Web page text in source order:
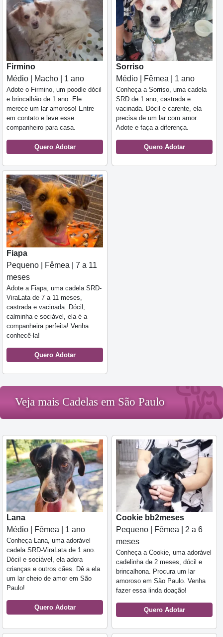
Firmino
Médio | Macho | 1 ano
Adote o Firmino, um poodle dócil
e brincalhão de 1 ano. Ele
merece um lar amoroso! Entre
em contato e leve esse
companheiro para casa.
Quero Adotar
Sorriso
Médio | Fêmea | 1 ano
Conheça a Sorriso, uma cadela
SRD de 1 ano, castrada e
vacinada. Dócil e carente, ela
precisa de um lar com amor.
Adote e faça a diferença.
Quero Adotar
Fiapa
Pequeno | Fêmea | 7 a 11
meses
Adote a Fiapa, uma cadela SRD-
ViraLata de 7 a 11 meses,
castrada e vacinada. Dócil,
calminha e sociável, ela é a
companheira perfeita! Venha
conhecê-la!
Quero Adotar
Veja mais Cadelas em São Paulo
Lana
Médio | Fêmea | 1 ano
Conheça Lana, uma adorável
cadela SRD-ViraLata de 1 ano.
Dócil e sociável, ela adora
crianças e outros cães. Dê a ela
um lar cheio de amor em São
Paulo!
Quero Adotar
Cookie bb2meses
Pequeno | Fêmea | 2 a 6
meses
Conheça a Cookie, uma adorável
cadelinha de 2 meses, dócil e
brincalhona. Procura um lar
amoroso em São Paulo. Venha
fazer essa linda doação!
Quero Adotar